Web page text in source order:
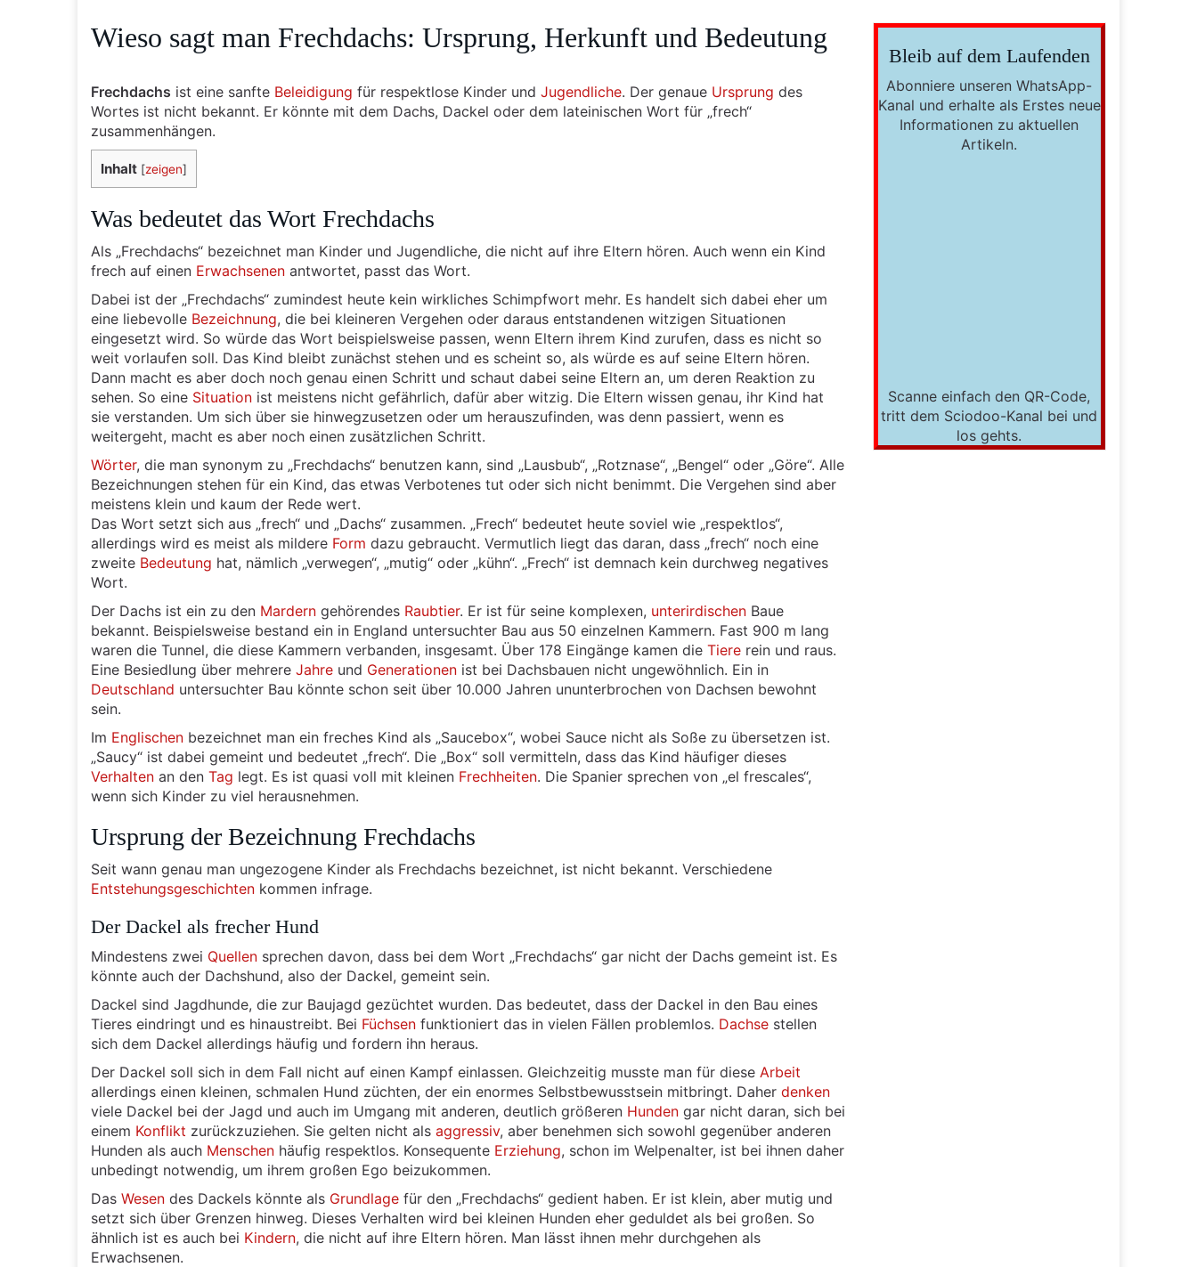
Wieso sagt man Frechdachs: Ursprung, Herkunft und Bedeutung
Frechdachs ist eine sanfte Beleidigung für respektlose Kinder und Jugendliche. Der genaue Ursprung des
Wortes ist nicht bekannt. Er könnte mit dem Dachs, Dackel oder dem lateinischen Wort für „frech“
zusammenhängen.
Inhalt [zeigen]
Was bedeutet das Wort Frechdachs
Als „Frechdachs“ bezeichnet man Kinder und Jugendliche, die nicht auf ihre Eltern hören. Auch wenn ein Kind
frech auf einen Erwachsenen antwortet, passt das Wort.
Dabei ist der „Frechdachs“ zumindest heute kein wirkliches Schimpfwort mehr. Es handelt sich dabei eher um
eine liebevolle Bezeichnung, die bei kleineren Vergehen oder daraus entstandenen witzigen Situationen
eingesetzt wird. So würde das Wort beispielsweise passen, wenn Eltern ihrem Kind zurufen, dass es nicht so
weit vorlaufen soll. Das Kind bleibt zunächst stehen und es scheint so, als würde es auf seine Eltern hören.
Dann macht es aber doch noch genau einen Schritt und schaut dabei seine Eltern an, um deren Reaktion zu
sehen. So eine Situation ist meistens nicht gefährlich, dafür aber witzig. Die Eltern wissen genau, ihr Kind hat
sie verstanden. Um sich über sie hinwegzusetzen oder um herauszufinden, was denn passiert, wenn es
weitergeht, macht es aber noch einen zusätzlichen Schritt.
Wörter, die man synonym zu „Frechdachs“ benutzen kann, sind „Lausbub“, „Rotznase“, „Bengel“ oder „Göre“. Alle
Bezeichnungen stehen für ein Kind, das etwas Verbotenes tut oder sich nicht benimmt. Die Vergehen sind aber
meistens klein und kaum der Rede wert.
Das Wort setzt sich aus „frech“ und „Dachs“ zusammen. „Frech“ bedeutet heute soviel wie „respektlos“,
allerdings wird es meist als mildere Form dazu gebraucht. Vermutlich liegt das daran, dass „frech“ noch eine
zweite Bedeutung hat, nämlich „verwegen“, „mutig“ oder „kühn“. „Frech“ ist demnach kein durchweg negatives
Wort.
Der Dachs ist ein zu den Mardern gehörendes Raubtier. Er ist für seine komplexen, unterirdischen Baue
bekannt. Beispielsweise bestand ein in England untersuchter Bau aus 50 einzelnen Kammern. Fast 900 m lang
waren die Tunnel, die diese Kammern verbanden, insgesamt. Über 178 Eingänge kamen die Tiere rein und raus.
Eine Besiedlung über mehrere Jahre und Generationen ist bei Dachsbauen nicht ungewöhnlich. Ein in
Deutschland untersuchter Bau könnte schon seit über 10.000 Jahren ununterbrochen von Dachsen bewohnt
sein.
Im Englischen bezeichnet man ein freches Kind als „Saucebox“, wobei Sauce nicht als Soße zu übersetzen ist.
„Saucy“ ist dabei gemeint und bedeutet „frech“. Die „Box“ soll vermitteln, dass das Kind häufiger dieses
Verhalten an den Tag legt. Es ist quasi voll mit kleinen Frechheiten. Die Spanier sprechen von „el frescales“,
wenn sich Kinder zu viel herausnehmen.
Ursprung der Bezeichnung Frechdachs
Seit wann genau man ungezogene Kinder als Frechdachs bezeichnet, ist nicht bekannt. Verschiedene
Entstehungsgeschichten kommen infrage.
Der Dackel als frecher Hund
Mindestens zwei Quellen sprechen davon, dass bei dem Wort „Frechdachs“ gar nicht der Dachs gemeint ist. Es
könnte auch der Dachshund, also der Dackel, gemeint sein.
Dackel sind Jagdhunde, die zur Baujagd gezüchtet wurden. Das bedeutet, dass der Dackel in den Bau eines
Tieres eindringt und es hinaustreibt. Bei Füchsen funktioniert das in vielen Fällen problemlos. Dachse stellen
sich dem Dackel allerdings häufig und fordern ihn heraus.
Der Dackel soll sich in dem Fall nicht auf einen Kampf einlassen. Gleichzeitig musste man für diese Arbeit
allerdings einen kleinen, schmalen Hund züchten, der ein enormes Selbstbewusstsein mitbringt. Daher denken
viele Dackel bei der Jagd und auch im Umgang mit anderen, deutlich größeren Hunden gar nicht daran, sich bei
einem Konflikt zurückzuziehen. Sie gelten nicht als aggressiv, aber benehmen sich sowohl gegenüber anderen
Hunden als auch Menschen häufig respektlos. Konsequente Erziehung, schon im Welpenalter, ist bei ihnen daher
unbedingt notwendig, um ihrem großen Ego beizukommen.
Das Wesen des Dackels könnte als Grundlage für den „Frechdachs“ gedient haben. Er ist klein, aber mutig und
setzt sich über Grenzen hinweg. Dieses Verhalten wird bei kleinen Hunden eher geduldet als bei großen. So
ähnlich ist es auch bei Kindern, die nicht auf ihre Eltern hören. Man lässt ihnen mehr durchgehen als
Erwachsenen.
Bleib auf dem Laufenden
Abonniere unseren WhatsApp-
Kanal und erhalte als Erstes neue
Informationen zu aktuellen
Artikeln.
Scanne einfach den QR-Code,
tritt dem Sciodoo-Kanal bei und
los gehts.